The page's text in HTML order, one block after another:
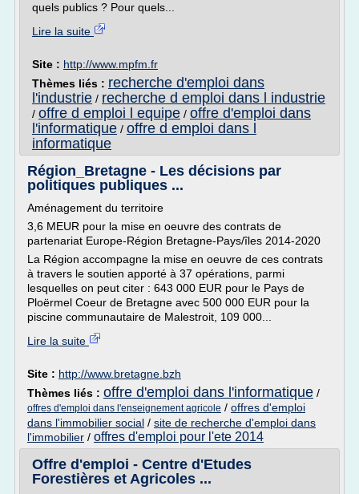
quels publics ? Pour quels...
Lire la suite
Site : http://www.mpfm.fr
Thèmes liés : recherche d'emploi dans
l'industrie / recherche d emploi dans l industrie
/ offre d emploi l equipe / offre d'emploi dans
l'informatique / offre d emploi dans l
informatique
Région_Bretagne - Les décisions par
politiques publiques ...
Aménagement du territoire
3,6 MEUR pour la mise en oeuvre des contrats de
partenariat Europe-Région Bretagne-Pays/îles 2014-2020
La Région accompagne la mise en oeuvre de ces contrats
à travers le soutien apporté à 37 opérations, parmi
lesquelles on peut citer : 643 000 EUR pour le Pays de
Ploërmel Coeur de Bretagne avec 500 000 EUR pour la
piscine communautaire de Malestroit, 109 000...
Lire la suite
Site : http://www.bretagne.bzh
Thèmes liés : offre d'emploi dans l'informatique /
offres d'emploi dans l'enseignement agricole / offres d'emploi
dans l'immobilier social / site de recherche d'emploi dans
l'immobilier / offres d'emploi pour l'ete 2014
Offre d'emploi - Centre d'Etudes
Forestières et Agricoles ...